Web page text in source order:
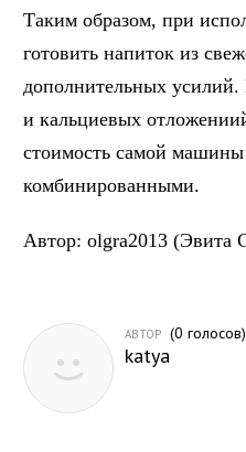
Таким образом, при
готовить напиток из
дополнительных
и кальциевых
стоимость самой
комбинированными.
Автор: olgra2013 (Эвита
АВТОР
katya
(0 голосов)